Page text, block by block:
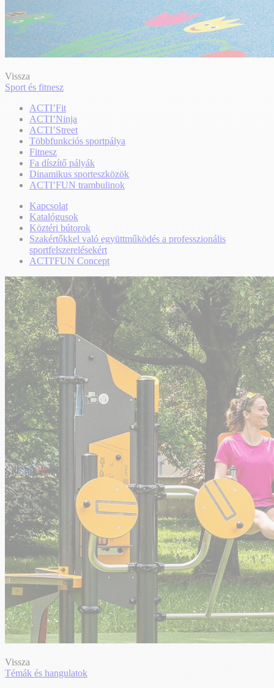
Vissza
Sport és fitnesz
ACTI’Fit
ACTI’Ninja
ACTI’Street
Többfunkciós sportpálya
Fitnesz
Fa díszítő pályák
Dinamikus sporteszközök
ACTI’FUN trambulinok
Kapcsolat
Katalógusok
Köztéri bútorok
Szakértőkkel való együttműködés a professzionális
sportfelszerelésekért
ACTI'FUN Concept
Vissza
Témák és hangulatok